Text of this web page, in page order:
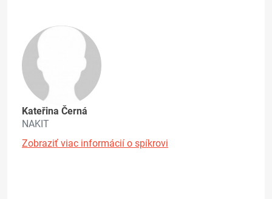
Kateřina Černá
NAKIT
Zobraziť viac informácií o spíkrovi